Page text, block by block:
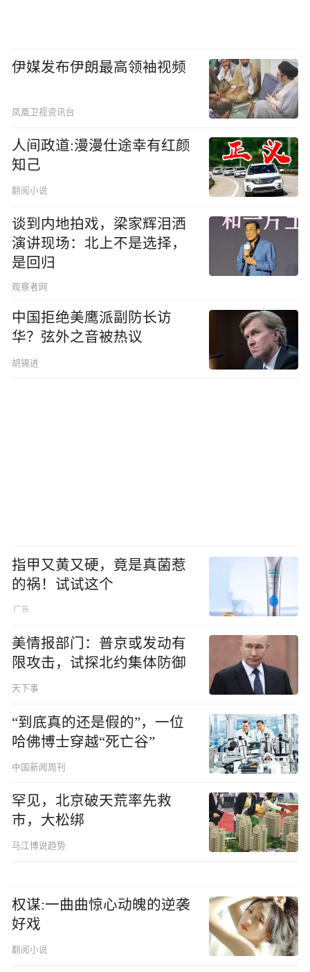
伊媒发布伊朗最高领袖视频
凤凰卫视资讯台
人间政道:漫漫仕途幸有红颜
知己
翻阅小说
谈到内地拍戏，梁家辉泪洒
演讲现场：北上不是选择，
是回归
观察者网
中国拒绝美鹰派副防长访
华？弦外之音被热议
胡锡进
指甲又黄又硬，竟是真菌惹
的祸！试试这个
美情报部门：普京或发动有
限攻击，试探北约集体防御
天下事
“到底真的还是假的”，一位
哈佛博士穿越“死亡谷”
中国新闻周刊
罕见，北京破天荒率先救
市，大松绑
马江博说趋势
权谋:一曲曲惊心动魄的逆袭
好戏
翻阅小说